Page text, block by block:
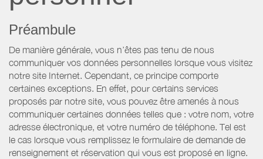
Préambule
De manière générale, vous n’êtes pas tenu de nous
communiquer vos données personnelles lorsque vous visitez
notre site Internet. Cependant, ce principe comporte
certaines exceptions. En effet, pour certains services
proposés par notre site, vous pouvez être amenés à nous
communiquer certaines données telles que : votre nom, votre
adresse électronique, et votre numéro de téléphone. Tel est
le cas lorsque vous remplissez le formulaire de demande de
renseignement et réservation qui vous est proposé en ligne.